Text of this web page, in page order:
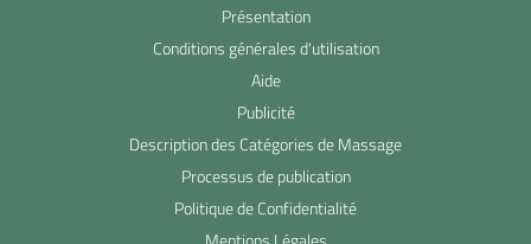
Présentation
Conditions générales d'utilisation
Aide
Publicité
Description des Catégories de Massage
Processus de publication
Politique de Confidentialité